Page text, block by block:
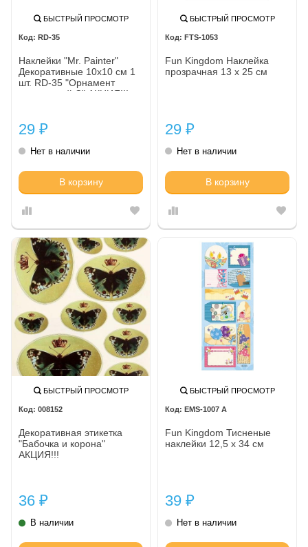
БЫСТРЫЙ ПРОСМОТР
RD-35
Наклейки "Mr. Painter"
Декоративные 10х10 см 1
шт. RD-35 "Орнамент
коричневый С" АКЦИЯ!!!
29 ₽
Нет в наличии
В корзину
БЫСТРЫЙ ПРОСМОТР
FTS-1053
Fun Kingdom Наклейка
прозрачная 13 х 25 см
29 ₽
Нет в наличии
В корзину
БЫСТРЫЙ ПРОСМОТР
008152
Декоративная этикетка
"Бабочка и корона"
АКЦИЯ!!!
36 ₽
В наличии
БЫСТРЫЙ ПРОСМОТР
EMS-1007 A
Fun Kingdom Тисненые
наклейки 12,5 х 34 см
39 ₽
Нет в наличии